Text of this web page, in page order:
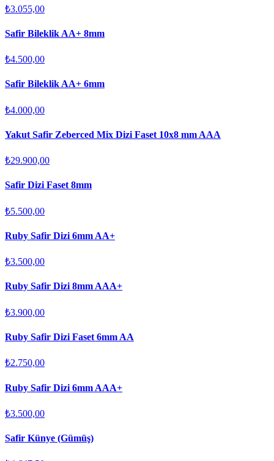
₺3.055,00
Safir Bileklik AA+ 8mm
₺4.500,00
Safir Bileklik AA+ 6mm
₺4.000,00
Yakut Safir Zeberced Mix Dizi Faset 10x8 mm AAA
₺29.900,00
Safir Dizi Faset 8mm
₺5.500,00
Ruby Safir Dizi 6mm AA+
₺3.500,00
Ruby Safir Dizi 8mm AAA+
₺3.900,00
Ruby Safir Dizi Faset 6mm AA
₺2.750,00
Ruby Safir Dizi 6mm AAA+
₺3.500,00
Safir Künye (Gümüş)